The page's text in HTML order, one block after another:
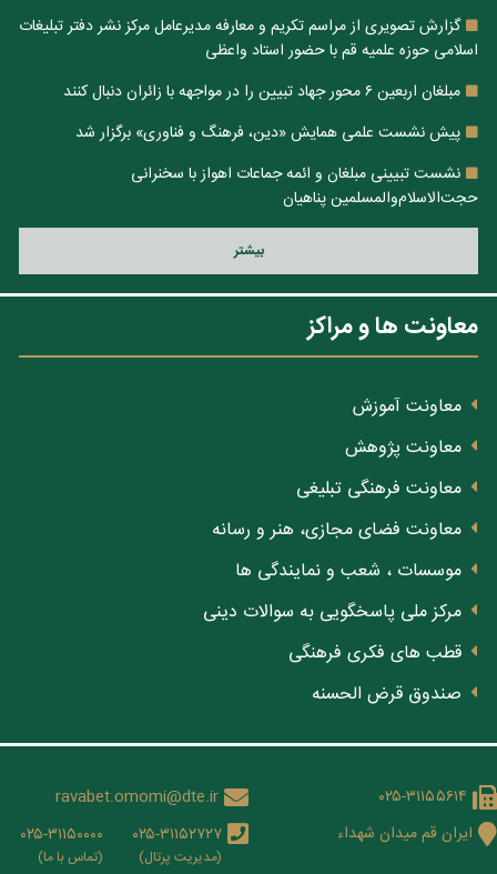
گزارش تصویری از مراسم تکریم و معارفه مدیرعامل مرکز نشر دفتر تبلیغات
اسلامی حوزه علمیه قم با حضور استاد واعظی
مبلغان اربعین ۶ محور جهاد تبیین را در مواجهه با زائران دنبال کنند
پیش نشست علمی همایش «دین، فرهنگ و فناوری» برگزار شد
نشست تبیینی مبلغان و ائمه جماعات اهواز با سخنرانی
حجت‌الاسلام‌والمسلمین پناهیان
بيشتر
معاونت ها و مراکز
معاونت آموزش
معاونت پژوهش
معاونت فرهنگی تبلیغی
معاونت فضای مجازی، هنر و رسانه
موسسات ، شعب و نمایندگی ها
مرکز ملی پاسخگویی به سوالات دینی
قطب های فکری فرهنگی
صندوق قرض الحسنه
ravabet.omomi@dte.ir
۰۲۵-۳۱۱۵۲۷۲۷
(مدیریت پرتال)
۰۲۵-۳۱۱۵۰۰۰۰
(تماس با ما)
۰۲۵-۳۱۱۵۵۶۱۴
ایران قم میدان شهداء